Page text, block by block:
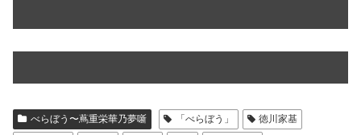
べらぼう〜蔦重栄華乃夢噺 「べらぼう」
徳川家基